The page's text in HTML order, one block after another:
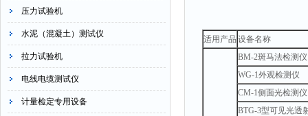
压力试验机
水泥（混凝土）测试仪
拉力试验机
电线电缆测试仪
计量检定专用设备
适用产品 设备名称
BM-2斑马法检测仪
WG-1外观检测仪
CM-1侧面光检测仪
BTG-3型可见光透